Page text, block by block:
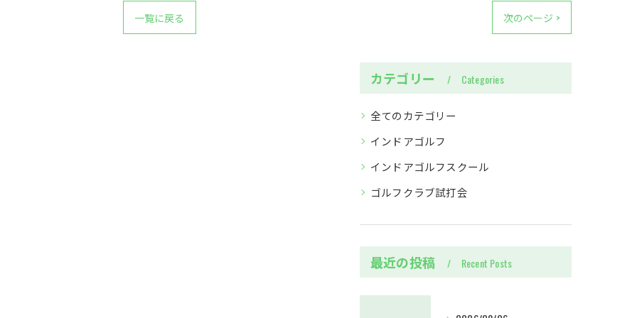
一覧に戻る 次のページ >
カテゴリー Categories
全てのカテゴリー
インドアゴルフ
インドアゴルフスクール
ゴルフクラブ試打会
最近の投稿 Recent Posts